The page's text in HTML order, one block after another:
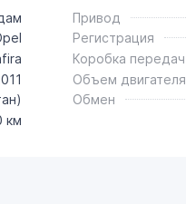
км
Привод
Регистрация
Коробка передач
Объем двигателя
Обмен